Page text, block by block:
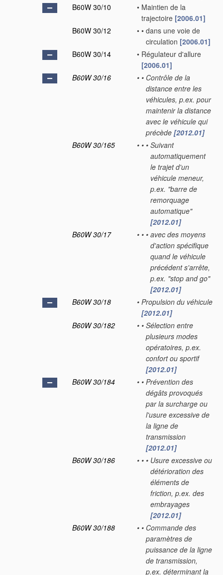
B60W 30/10
• Maintien de la
trajectoire [2006.01]
B60W 30/12
• • dans une voie de
circulation [2006.01]
B60W 30/14
• Régulateur d'allure
[2006.01]
B60W 30/16
• • Contrôle de la
distance entre les
véhicules, p.ex. pour
maintenir la distance
avec le véhicule qui
précède [2012.01]
B60W 30/165
• • • Suivant
automatiquement
le trajet d'un
véhicule meneur,
p.ex. "barre de
remorquage
automatique"
[2012.01]
B60W 30/17
• • • avec des moyens
d'action spécifique
quand le véhicule
précédent s'arrête,
p.ex. "stop and go"
[2012.01]
B60W 30/18
• Propulsion du véhicule
[2012.01]
B60W 30/182
• • Sélection entre
plusieurs modes
opératoires, p.ex.
confort ou sportif
[2012.01]
B60W 30/184
• • Prévention des
dégâts provoqués
par la surcharge ou
l'usure excessive de
la ligne de
transmission
[2012.01]
B60W 30/186
• • • Usure excessive ou
détérioration des
éléments de
friction, p.ex. des
embrayages
[2012.01]
B60W 30/188
• • Commande des
paramètres de
puissance de la ligne
de transmission,
p.ex. déterminant la